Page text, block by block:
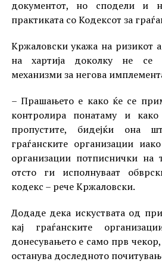
документот, но сподели и
практиката со Кодексот за
Кржаловски укажа на ризикот
на хартија доколку не се
механизми за негова
– Прашањето е како ќе се
контролира понатаму и
пропустите, бидејќи она
граѓанските организации
организации потписнички на
отсто ги исполнуваат
кодекс – рече Кржаловски.
Додаде дека искуствата од
кај граѓанските
донесувањето е само прв
останува доследното